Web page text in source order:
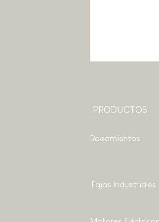
PRODUCTOS
Rodamientos
Fajas Industriales